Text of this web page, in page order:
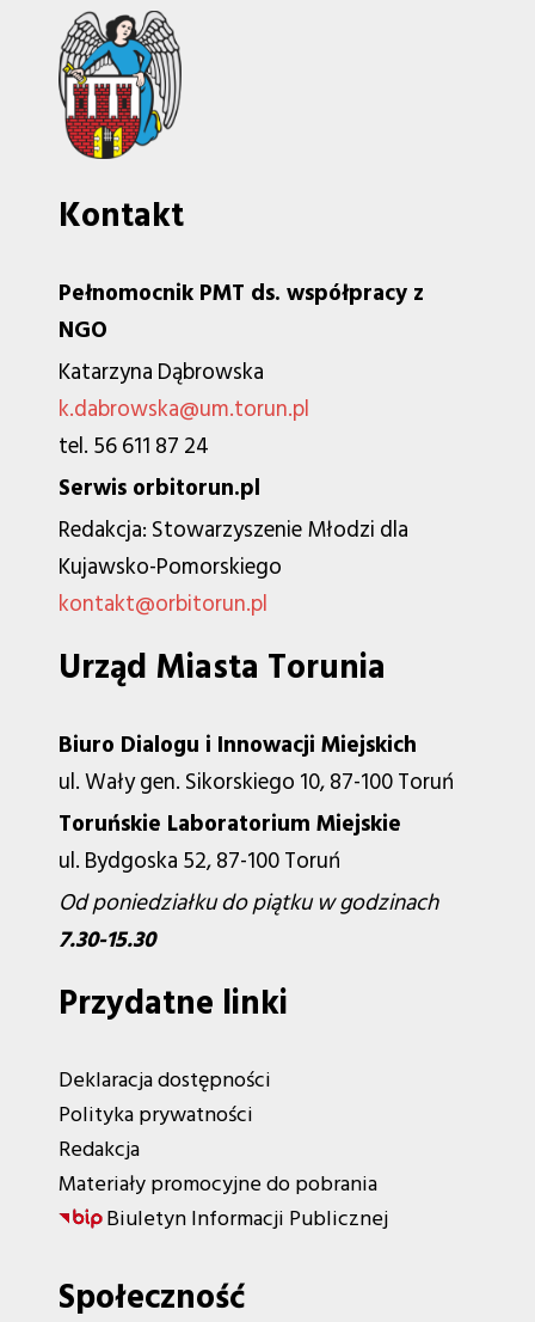
Kontakt
Pełnomocnik PMT ds. współpracy z
NGO
Katarzyna Dąbrowska
k.dabrowska@um.torun.pl
tel. 56 611 87 24
Serwis orbitorun.pl
Redakcja: Stowarzyszenie Młodzi dla
Kujawsko-Pomorskiego
kontakt@orbitorun.pl
Urząd Miasta Torunia
Biuro Dialogu i Innowacji Miejskich
ul. Wały gen. Sikorskiego 10, 87-100 Toruń
Toruńskie Laboratorium Miejskie
ul. Bydgoska 52, 87-100 Toruń
Od poniedziałku do piątku w godzinach
7.30-15.30
Przydatne linki
Deklaracja dostępności
Polityka prywatności
Redakcja
Materiały promocyjne do pobrania
Biuletyn Informacji Publicznej
Społeczność